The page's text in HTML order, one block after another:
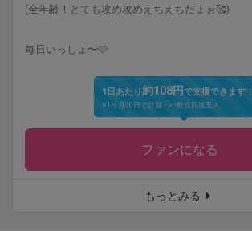
(全年齢！とても攻め攻めえちえちだょぉ🥰)
毎日いっしょ〜🩷
1日あたり約108円 で支援できます！
※1ヶ月30日で計算・小数点四捨五入
ファンになる
もっとみる